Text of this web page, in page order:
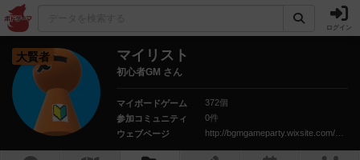
ログイン
大賢者 マイリスト
初心者GM さん
マイボードゲーム
372個
参加コミュニティ
0件
ウェブページ